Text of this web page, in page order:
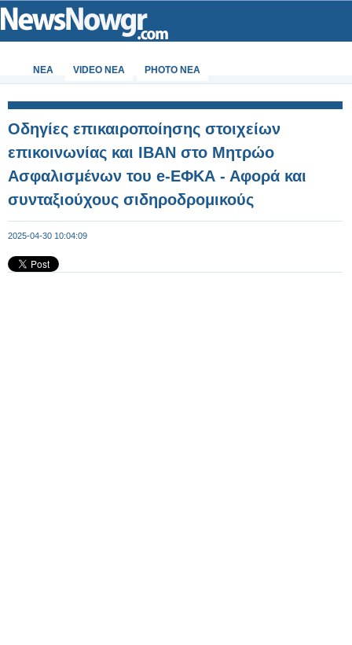
ΝΕΑ VIDEO NEA PHOTO NEA
Οδηγίες επικαιροποίησης στοιχείων
επικοινωνίας και IBAN στο Μητρώο
Ασφαλισμένων του e-ΕΦΚΑ - Αφορά και
συνταξιούχους σιδηροδρομικούς
2025-04-30 10:04:09